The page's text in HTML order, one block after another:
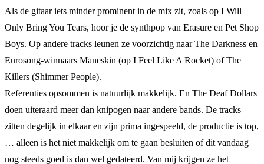
Als de gitaar iets minder prominent in de mix zit, zoals op I Will
Only Bring You Tears, hoor je de synthpop van Erasure en Pet Shop
Boys. Op andere tracks leunen ze voorzichtig naar The Darkness en
Eurosong-winnaars Maneskin (op I Feel Like A Rocket) of The
Killers (Shimmer People).
Referenties opsommen is natuurlijk makkelijk. En The Deaf Dollars
doen uiteraard meer dan knipogen naar andere bands. De tracks
zitten degelijk in elkaar en zijn prima ingespeeld, de productie is top,
… alleen is het niet makkelijk om te gaan besluiten of dit vandaag
nog steeds goed is dan wel gedateerd. Van mij krijgen ze het